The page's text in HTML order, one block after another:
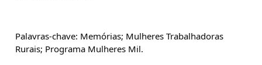
Palavras-chave: Memórias; Mulheres Trabalhadoras
Rurais; Programa Mulheres Mil.